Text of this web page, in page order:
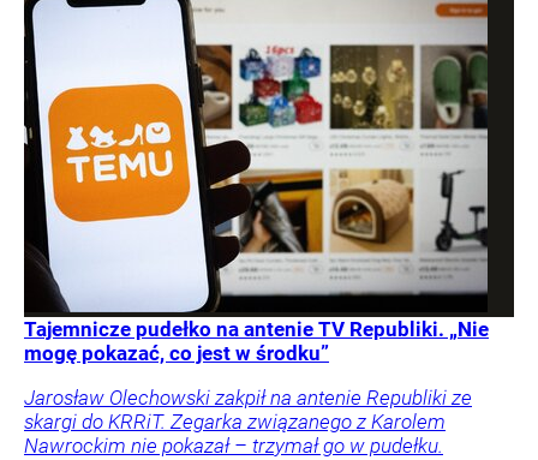
Tajemnicze pudełko na antenie TV Republiki. „Nie
mogę pokazać, co jest w środku”
Jarosław Olechowski zakpił na antenie Republiki ze
skargi do KRRiT. Zegarka związanego z Karolem
Nawrockim nie pokazał – trzymał go w pudełku.